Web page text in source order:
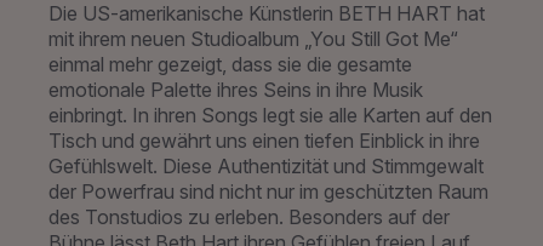
Die US-amerikanische Künstlerin BETH HART hat
mit ihrem neuen Studioalbum „You Still Got Me“
einmal mehr gezeigt, dass sie die gesamte
emotionale Palette ihres Seins in ihre Musik
einbringt. In ihren Songs legt sie alle Karten auf den
Tisch und gewährt uns einen tiefen Einblick in ihre
Gefühlswelt. Diese Authentizität und Stimmgewalt
der Powerfrau sind nicht nur im geschützten Raum
des Tonstudios zu erleben. Besonders auf der